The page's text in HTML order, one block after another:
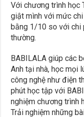
Với chương trình học
giật mình với mức
bằng 1/10 so với chi
thường.
BABILALA giúp các
Anh tại nhà, học mọi
công nghệ như điện
phút học tập với
nghiệm chương trình
Trải nghiệm những